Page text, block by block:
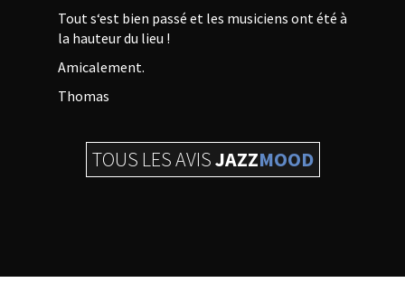
Tout s‘est bien passé et les musiciens ont été à
la hauteur du lieu !
Amicalement.
Thomas
TOUS LES AVISJAZZMOOD